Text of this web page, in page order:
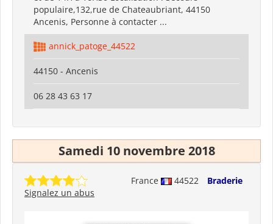
populaire,132,rue de Chateaubriant, 44150
Ancenis, Personne à contacter ...
annick_patoge_44522
44150 - Ancenis
06 28 43 63 17
Samedi 10 novembre 2018
France 44522
Braderie
Signalez un abus